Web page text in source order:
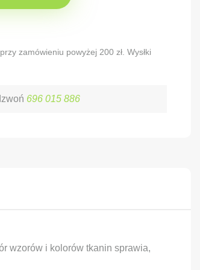
zamówieniu powyżej 200 zł. Wysłki
696 015 886
wzorów i kolorów tkanin sprawia,